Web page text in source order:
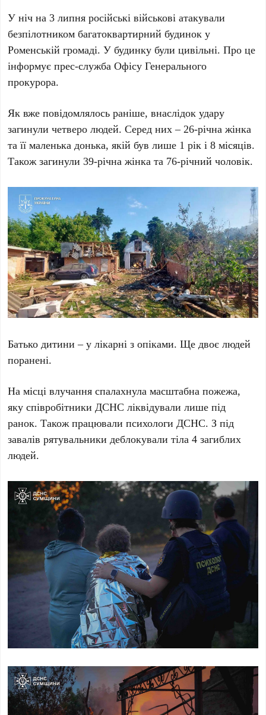
У ніч на 3 липня російські військові атакували
безпілотником багатоквартирний будинок у
Роменській громаді. У будинку були цивільні. Про це
інформує прес-служба Офісу Генерального
прокурора.
Як вже повідомлялось раніше, внаслідок удару
загинули четверо людей. Серед них – 26-річна жінка
та її маленька донька, якій був лише 1 рік і 8 місяців.
Також загинули 39-річна жінка та 76-річний чоловік.
Батько дитини – у лікарні з опіками. Ще двоє людей
поранені.
На місці влучання спалахнула масштабна пожежа,
яку співробітники ДСНС ліквідували лише під
ранок. Також працювали психологи ДСНС. З під
завалів рятувальники деблокували тіла 4 загиблих
людей.